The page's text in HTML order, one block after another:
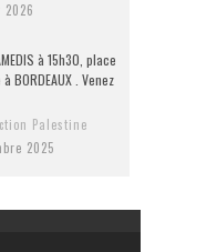
à 15h30, place
BORDEAUX . Venez
Palestine
2025